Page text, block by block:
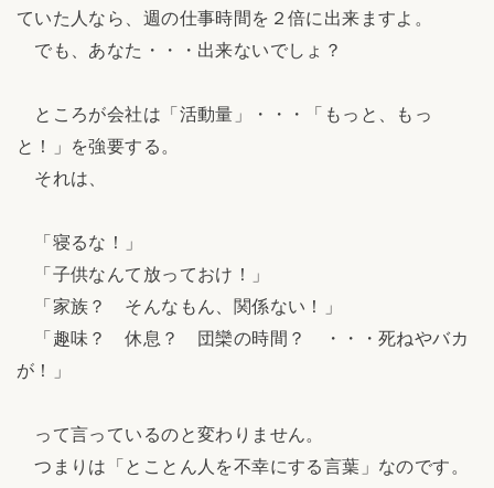
ていた人なら、週の仕事時間を２倍に出来ますよ。
でも、あなた・・・出来ないでしょ？
ところが会社は「活動量」・・・「もっと、もっ
と！」を強要する。
それは、
「寝るな！」
「子供なんて放っておけ！」
「家族？ そんなもん、関係ない！」
「趣味？ 休息？ 団欒の時間？ ・・・死ねやバカ
が！」
って言っているのと変わりません。
つまりは「とことん人を不幸にする言葉」なのです。